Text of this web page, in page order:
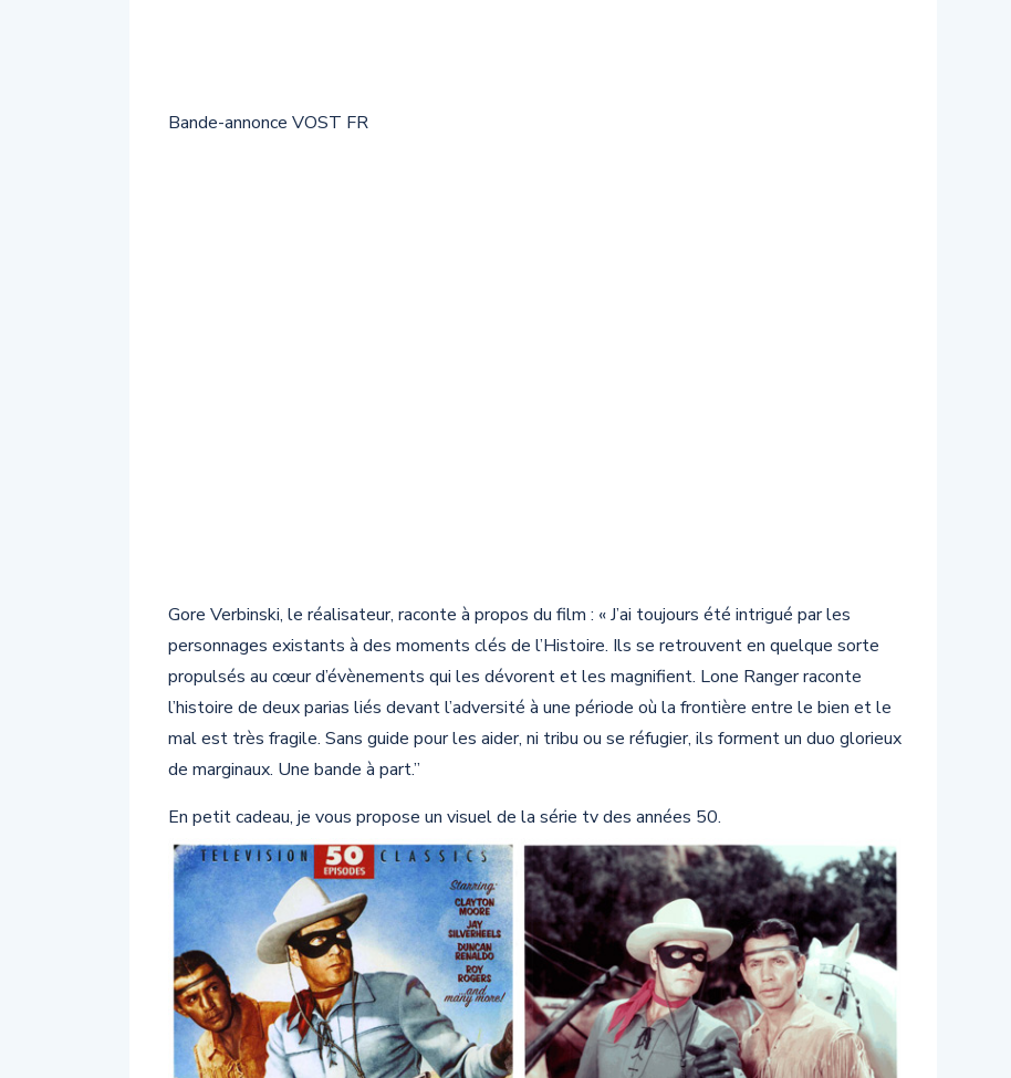
Bande-annonce VOST FR
Gore Verbinski, le réalisateur, raconte à propos du film : « J’ai toujours été intrigué par les
personnages existants à des moments clés de l’Histoire. Ils se retrouvent en quelque sorte
propulsés au cœur d’évènements qui les dévorent et les magnifient. Lone Ranger raconte
l’histoire de deux parias liés devant l’adversité à une période où la frontière entre le bien et le
mal est très fragile. Sans guide pour les aider, ni tribu ou se réfugier, ils forment un duo glorieux
de marginaux. Une bande à part.”
En petit cadeau, je vous propose un visuel de la série tv des années 50.